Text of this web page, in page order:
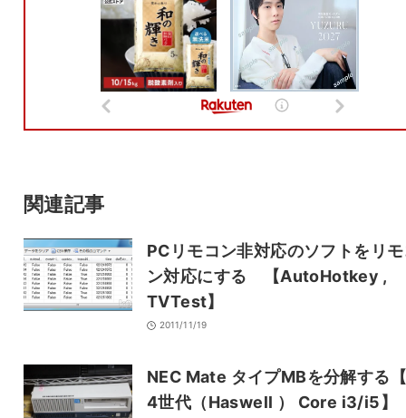
サイト
関連記事
PCリモコン非対応のソフトをリ
ン対応にする 【AutoHotkey ,
TVTest】
2011/11/19
NEC Mate タイプMBを分解する
4世代（Haswell ） Core i3/i5】